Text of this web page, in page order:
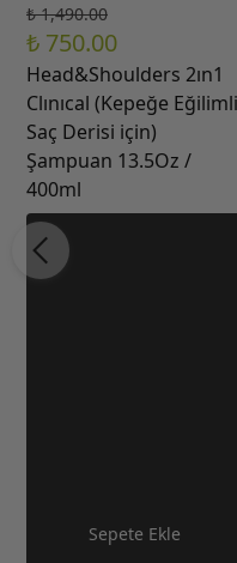
₺ 1,490.00
₺ 750.00
Head&Shoulders 2ın1
Clınıcal (Kepeğe Eğilimli
Saç Derisi için)
Şampuan 13.5Oz /
400ml
Sepete Ekle